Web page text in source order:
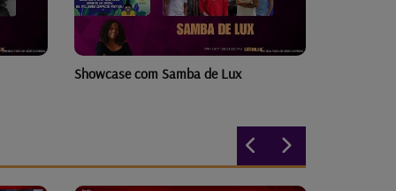
Showcase com Samba de Lux